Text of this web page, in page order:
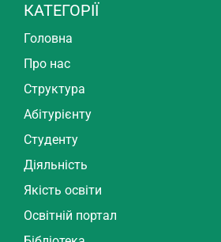
КАТЕГОРІЇ
Головна
Про нас
Структура
Абітурієнту
Студенту
Діяльність
Якість освіти
Освітній портал